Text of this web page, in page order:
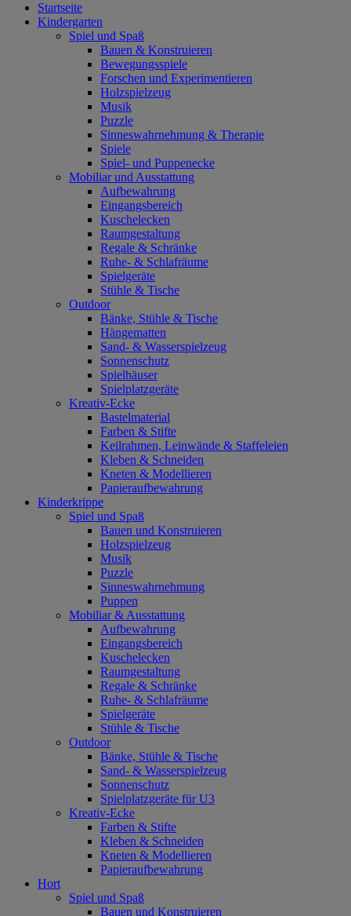
Startseite
Kindergarten
Spiel und Spaß
Bauen & Konstruieren
Bewegungsspiele
Forschen und Experimentieren
Holzspielzeug
Musik
Puzzle
Sinneswahrnehmung & Therapie
Spiele
Spiel- und Puppenecke
Mobiliar und Ausstattung
Aufbewahrung
Eingangsbereich
Kuschelecken
Raumgestaltung
Regale & Schränke
Ruhe- & Schlafräume
Spielgeräte
Stühle & Tische
Outdoor
Bänke, Stühle & Tische
Hängematten
Sand- & Wasserspielzeug
Sonnenschutz
Spielhäuser
Spielplatzgeräte
Kreativ-Ecke
Bastelmaterial
Farben & Stifte
Keilrahmen, Leinwände & Staffeleien
Kleben & Schneiden
Kneten & Modellieren
Papieraufbewahrung
Kinderkrippe
Spiel und Spaß
Bauen und Konstruieren
Holzspielzeug
Musik
Puzzle
Sinneswahrnehmung
Puppen
Mobiliar & Ausstattung
Aufbewahrung
Eingangsbereich
Kuschelecken
Raumgestaltung
Regale & Schränke
Ruhe- & Schlafräume
Spielgeräte
Stühle & Tische
Outdoor
Bänke, Stühle & Tische
Sand- & Wasserspielzeug
Sonnenschutz
Spielplatzgeräte für U3
Kreativ-Ecke
Farben & Stifte
Kleben & Schneiden
Kneten & Modellieren
Papieraufbewahrung
Hort
Spiel und Spaß
Bauen und Konstruieren